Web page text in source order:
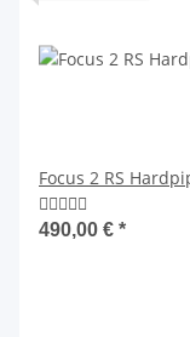
Focus 2 RS
490,00 € *